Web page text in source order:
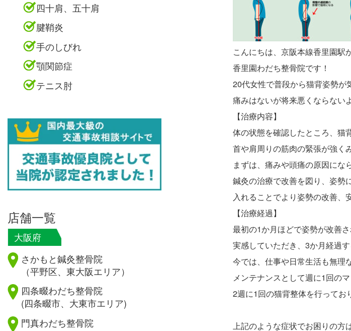
こんにちは、京阪本線香里園駅
香里園わだち整骨院です！
20代女性で普段から猫背姿勢が
痛みはないが将来悪くならない
【治療内容】
体の状態を確認したところ、猫
首や肩周りの筋肉の緊張が強く
まずは、痛みや頭痛の原因にな
鍼灸の治療で改善を図り、姿勢
入れることでより姿勢の改善、
【治療経過】
最初の1か月ほどで姿勢が改善
実感していただき、3か月経過
今では、仕事や日常生活も無理
メンテナンスとして週に1回の
2週に1回の猫背整体を行ってお
上記のような症状でお困りの方
四十肩、五十肩
腱鞘炎
手のしびれ
顎関節症
テニス肘
店舗一覧
大阪府
さかもと鍼灸整骨院
（平野区、東大阪エリア）
四条畷わだち整骨院
(四条畷市、大東市エリア)
門真わだち整骨院